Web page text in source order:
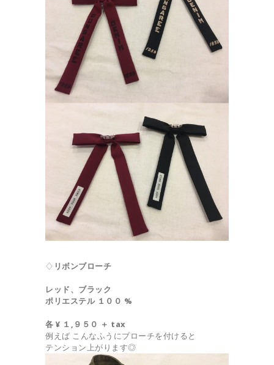
♢ リボンブローチ
レッド、ブラック
ポリエステル １００ %
各 ¥ １,９５０ ＋ tax
例えば こんなふうにブローチを付けると
テンション上がります◎